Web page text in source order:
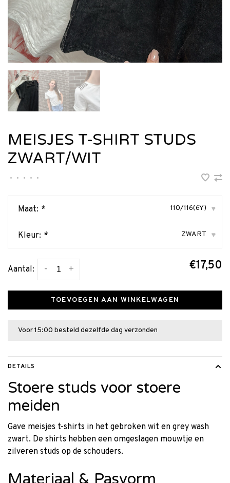
MEISJES T-SHIRT STUDS
ZWART/WIT
• • • • •
Maat: * 110/116(6Y) ▾
Kleur: * ZWART ▾
Aantal: +
- €17,50
TOEVOEGEN AAN WINKELWAGEN
Voor 15:00 besteld dezelfde dag verzonden
DETAILS
Stoere studs voor stoere
meiden
Gave meisjes t-shirts in het gebroken wit en grey wash
zwart. De shirts hebben een omgeslagen mouwtje en
zilveren studs op de schouders.
Materiaal & Pasvorm